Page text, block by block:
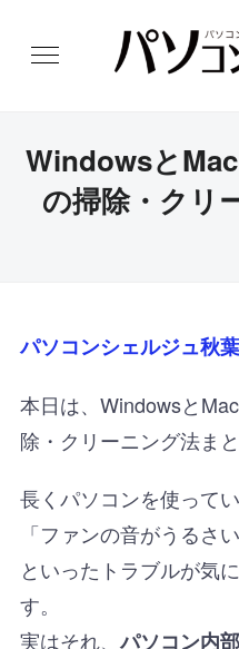
Windowsと
の掃除・クリ
パソコンシェルジュ秋葉
本日は、 Windowsと
除・クリーニング法ま
長くパソコンを使って
「ファンの音がうるさ
といったトラブルが気
す。
実はそれ、パソコン内